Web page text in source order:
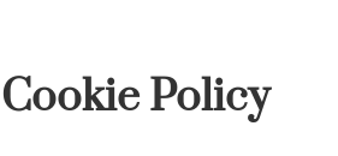
Cookie Policy